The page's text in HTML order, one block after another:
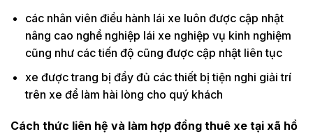
các nhân viên điều hành lái xe luôn được cập nhật
nâng cao nghề nghiệp lái xe nghiệp vụ kinh nghiệm
cũng như các tiến độ cũng được cập nhật liên tục
xe được trang bị đầy đủ các thiết bị tiện nghi giải trí
trên xe để làm hài lòng cho quý khách
Cách thức liên hệ và làm hợp đồng thuê xe tại xã hồ